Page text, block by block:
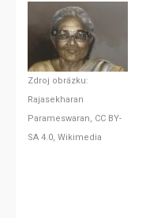
Zdroj obrázku:
Rajasekharan
Parameswaran, CC BY-
SA 4.0, Wikimedia